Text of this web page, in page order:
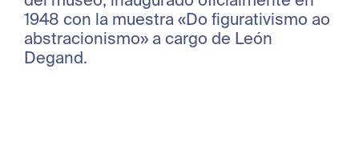
1948 con la muestra «Do figurativismo ao
abstracionismo» a cargo de León
Degand.